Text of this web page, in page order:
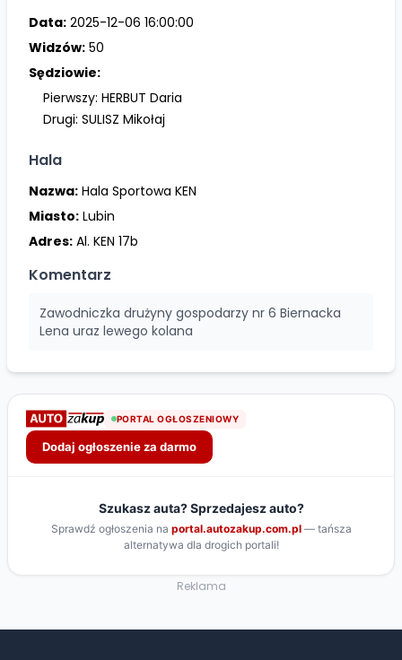
Data: 2025-12-06 16:00:00
Widzów: 50
Sędziowie:
Pierwszy: HERBUT Daria
Drugi: SULISZ Mikołaj
Hala
Nazwa: Hala Sportowa KEN
Miasto: Lubin
Adres: Al. KEN 17b
Komentarz
Zawodniczka drużyny gospodarzy nr 6 Biernacka
Lena uraz lewego kolana
Reklama